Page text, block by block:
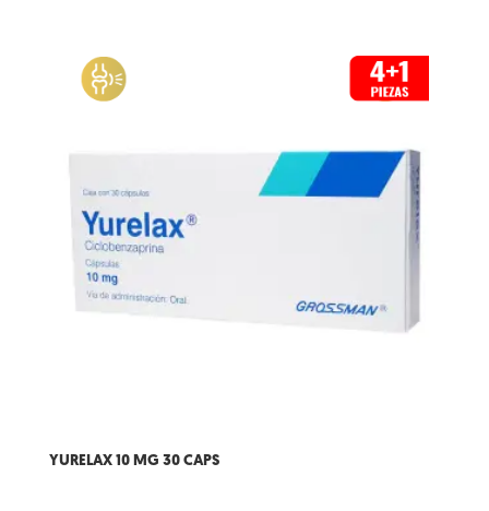
YURELAX 10 MG 30 CAPS